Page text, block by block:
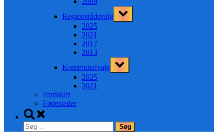
Regionsrådsvalg
Toggle
sub-
2025
2021
2017
2013
Kommunalvalg
Toggle
sub-
2025
2021
Partiskift
Fødesteder
Toggle
search
form
Søg
efter: